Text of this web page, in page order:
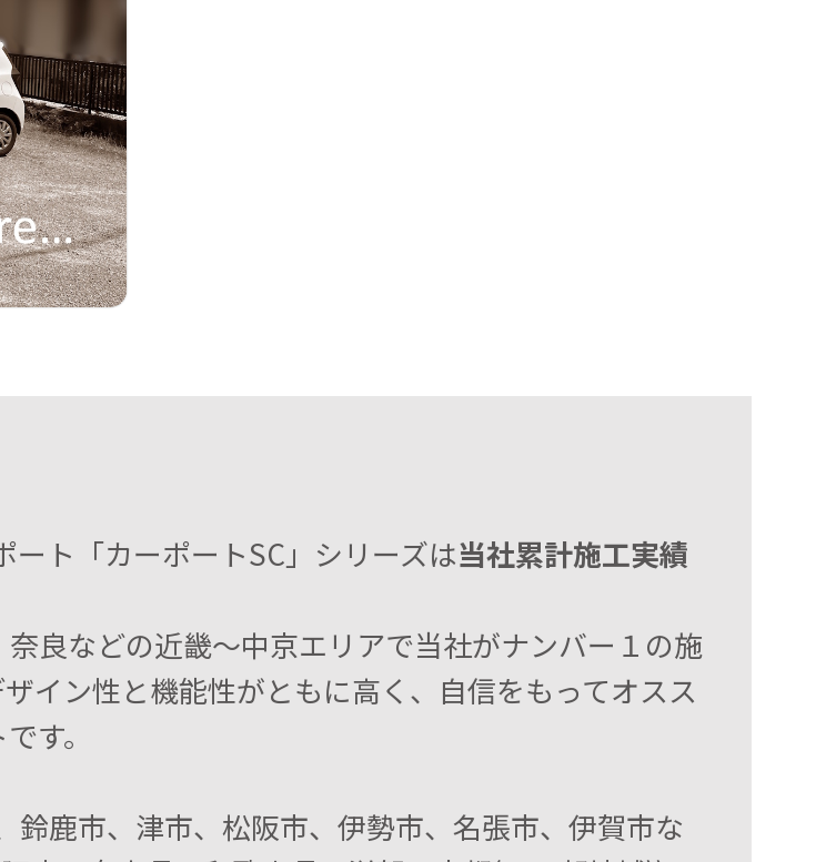
ート「カーポートSC」シリーズは当社累計施工実績
良などの近畿～中京エリアで当社がナンバー１の施
イン性と機能性がともに高く、自信をもってオスス
す。
鈴鹿市、津市、松阪市、伊勢市、名張市、伊賀市な